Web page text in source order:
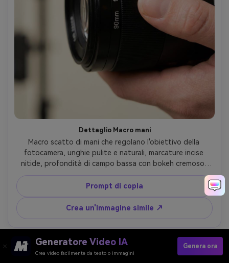
Dettaglio Macro mani
Macro scatto di mani che regolano l'obiettivo della
fotocamera, unghie pulite e naturali, marcature incise
nitide, profondità di campo bassa con bokeh cremoso,
morbida luce da studio, scattato su Sony A7R V,
obiettivo macro 90mm, f/2.8, texture ultra-dettagliate,
vibrazione fotorealistica del dettaglio del prodotto-AR
4:5
Prompt di copia
Crea un'immagine simile ↗
Generatore Video IA
Crea video facilmente da testo o immagini
Genera ora